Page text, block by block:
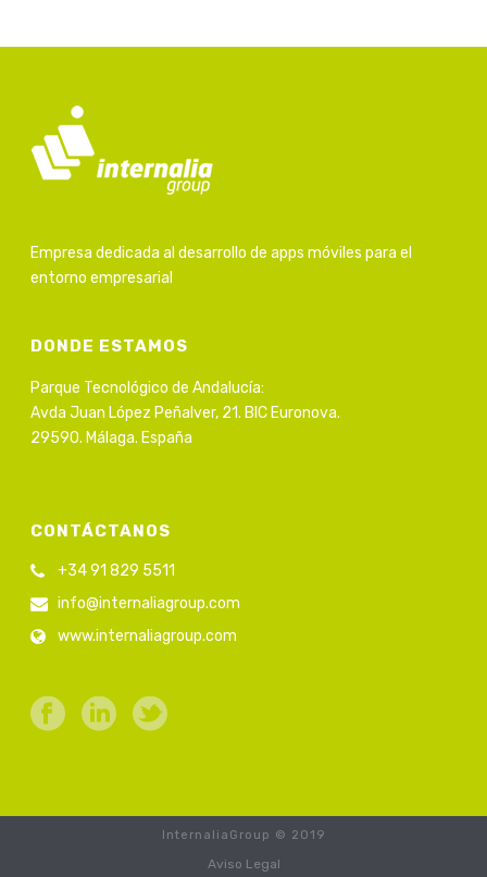
Empresa dedicada al desarrollo de apps móviles para el
entorno empresarial
DONDE ESTAMOS
Parque Tecnológico de Andalucía:
Avda Juan López Peñalver, 21. BIC Euronova.
29590. Málaga. España
CONTÁCTANOS
+34 91 829 5511
info@internaliagroup.com
www.internaliagroup.com
InternaliaGroup © 2019
Aviso Legal